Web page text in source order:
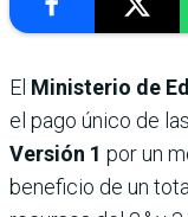
El Ministerio de
el pago único de las
Versión 1 por un
beneficio de un